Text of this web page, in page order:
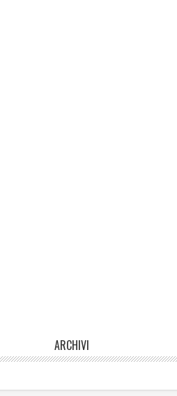
ARCHIVI